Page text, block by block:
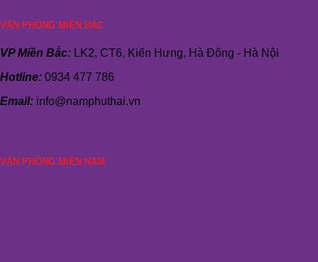
VĂN PHÒNG MIỀN BẮC
VP Miền Bắc: LK2, CT6, Kiến Hưng, Hà Đông - Hà Nội
Hotline: 0934 477 786
Email: info@namphuthai.vn
VĂN PHÒNG MIỀN NAM